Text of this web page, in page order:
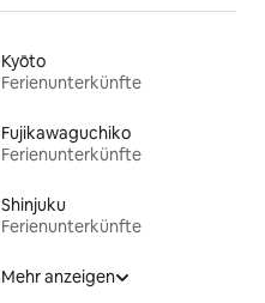
Kyōto
Ferienunterkünfte
Fujikawaguchiko
Ferienunterkünfte
Shinjuku
Ferienunterkünfte
Mehr anzeigen